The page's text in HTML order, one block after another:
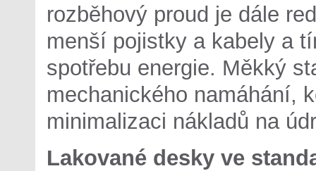
rozběhový proud je dále
menší pojistky a kabely a
spotřebu energie. Měkký
mechanického namáhání,
minimalizaci nákladů na
Lakované desky ve